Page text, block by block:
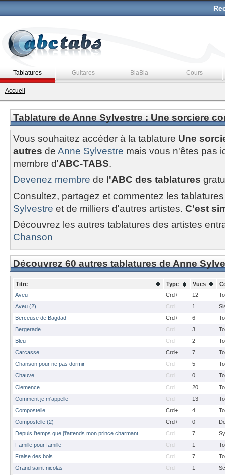
Tablatures Guitares BlaBla Cours
Accueil
Tablature de Anne Sylvestre : Une sorciere
Vous souhaitez accèder à la tablature Une
autres de Anne Sylvestre mais vous n'êtes pas
membre d'ABC-TABS.
Devenez membre de l'ABC des tablatures
Consultez, partagez et commentez les
Sylvestre et de milliers d'autres artistes. C’est
Découvrez les autres tablatures des artistes
Chanson
Découvrez 60 autres tablatures de Anne
Titre Type Vues
Aveu
Crd+ 12
Aveu (2)
Crd 1
Berceuse de Bagdad
Crd+ 6
Bergerade
Crd 3
Bleu
Crd 2
Carcasse
Crd+ 7
Chanson pour ne pas dormir
Crd 5
Chauve
Crd 0
Clemence
Crd 20
Comment je m'appelle
Crd 13
Compostelle
Crd+ 4
Compostelle (2)
Crd+ 0
Depuis l'temps que j'l'attends mon prince charmant
Crd 7
Famille pour famille
Crd 1
Fraise des bois
Crd 7
Grand saint-nicolas
Crd 1